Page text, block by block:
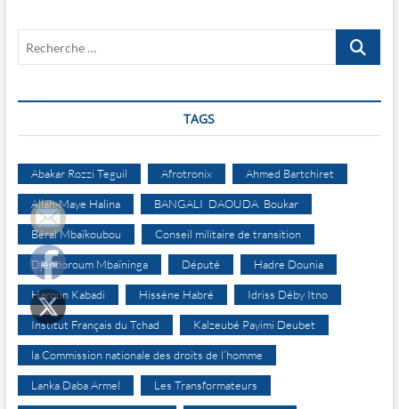
Recherche
TAGS
Abakar Rozzi Teguil Afrotronix Ahmed Bartchiret
Allah-Maye Halina BANGALI DAOUDA Boukar
Béral Mbaïkoubou Conseil militaire de transition
Djéndoroum Mbaïninga Député Hadre Dounia
Haroun Kabadi Hissène Habré Idriss Déby Itno
Institut Français du Tchad Kalzeubé Payimi Deubet
la Commission nationale des droits de l’homme
Lanka Daba Armel Les Transformateurs